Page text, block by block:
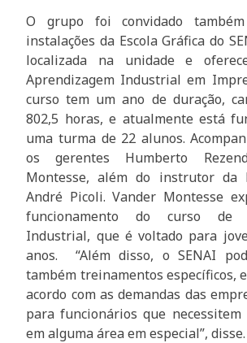
O grupo foi convidado
instalações da Escola Gráfica do
localizada na unidade e
Aprendizagem Industrial em
curso tem um ano de duração,
802,5 horas, e atualmente está
uma turma de 22 alunos.
os gerentes Humberto
Montesse, além do instrutor da
André Picoli. Vander Montesse
funcionamento do curso de
Industrial, que é voltado para
anos. “Além disso, o SENAI
também treinamentos específicos,
acordo com as demandas das
para funcionários que necessitem
em alguma área em especial”, disse.